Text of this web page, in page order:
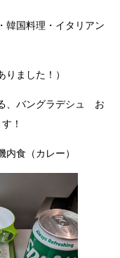
韓国料理・イタリアン
りました！）
、バングラデシュ お
！
食（カレー）